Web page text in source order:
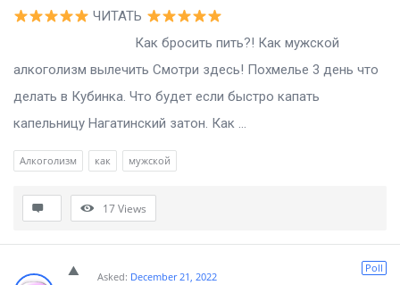
ЧИТАТЬ
Как бросить пить?! Как мужской
алкоголизм вылечить Смотри здесь! Похмелье 3 день что
делать в Кубинка. Что будет если быстро капать
капельницу Нагатинский затон. Как ...
Алкоголизм как мужской
17Views
Poll
Asked: December 21, 2022